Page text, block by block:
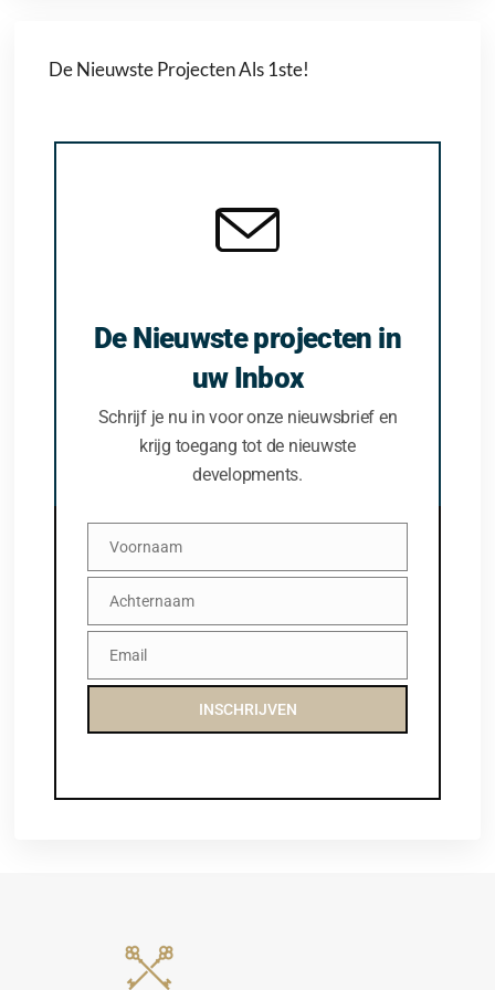
De Nieuwste Projecten Als 1ste!
De Nieuwste projecten in
uw Inbox
Schrijf je nu in voor onze nieuwsbrief en
krijg toegang tot de nieuwste
developments.
Voornaam
Voornaam
Achternaam
Achternaam
EmailEmail
INSCHRIJVEN